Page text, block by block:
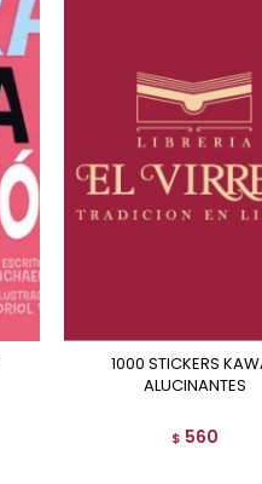
1000 STICKERS KAWAII
ALUCINANTES
$ 560